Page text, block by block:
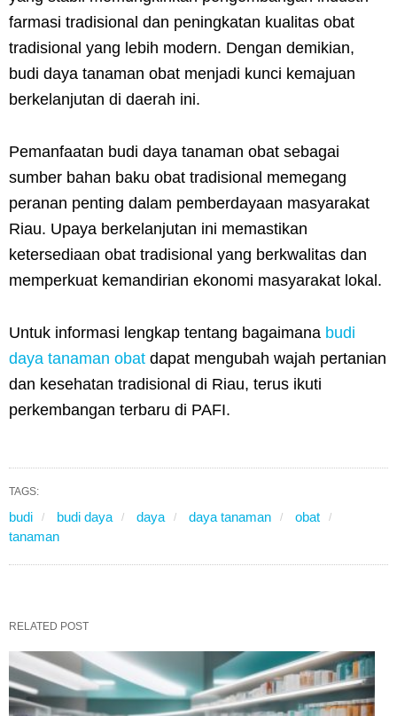
farmasi tradisional dan peningkatan kualitas obat
tradisional yang lebih modern. Dengan demikian,
budi daya tanaman obat menjadi kunci kemajuan
berkelanjutan di daerah ini.
Pemanfaatan budi daya tanaman obat sebagai
sumber bahan baku obat tradisional memegang
peranan penting dalam pemberdayaan masyarakat
Riau. Upaya berkelanjutan ini memastikan
ketersediaan obat tradisional yang berkwalitas dan
memperkuat kemandirian ekonomi masyarakat lokal.
Untuk informasi lengkap tentang bagaimana budi
daya tanaman obat dapat mengubah wajah pertanian
dan kesehatan tradisional di Riau, terus ikuti
perkembangan terbaru di PAFI.
TAGS:
budi budi daya daya daya tanaman
obat
tanaman
RELATED POST